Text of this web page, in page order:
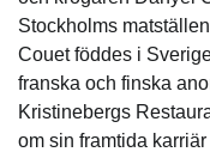
Stockholms
Couet föddes i
franska och finska
Kristinebergs
om sin framtida